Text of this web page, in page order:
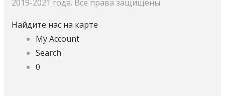
2019-2021 года. Все права защищены
Найдите нас на карте
My Account
Search
0